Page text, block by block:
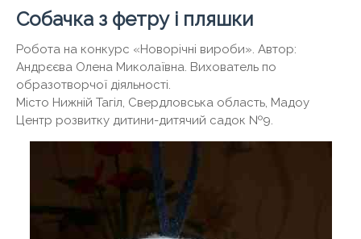
Собачка з фетру і пляшки
Робота на конкурс «Новорічні вироби». Автор:
Андрєєва Олена Миколаївна. Вихователь по
образотворчої діяльності.
Місто Нижній Тагіл, Свердловська область, Мадоу
Центр розвитку дитини-дитячий садок №9.